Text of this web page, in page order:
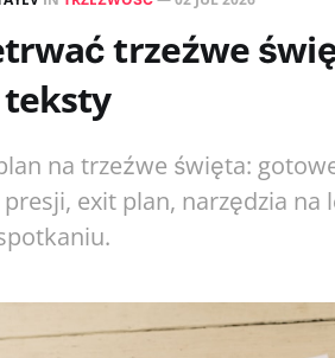
trzeźwe
na trzeźwe święta:
exit plan, narzędzia